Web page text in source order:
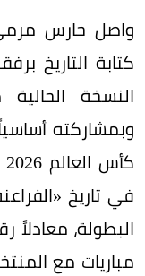
واصل حارس
كتابة التاريخ
وبمشاركته
في تاريخ